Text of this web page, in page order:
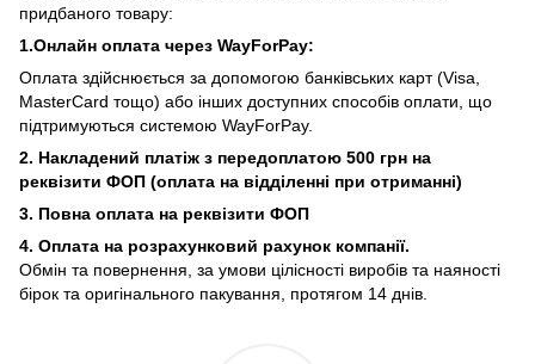
придбаного товару:
1.Онлайн оплата через WayForPay:
Оплата здійснюється за допомогою банківських карт (Visa,
MasterCard тощо) або інших доступних способів оплати, що
підтримуються системою WayForPay.
2. Накладений платіж з передоплатою 500 грн на
реквізити ФОП (оплата на відділенні при отриманні)
3. Повна оплата на реквізити ФОП
4. Оплата на розрахунковий рахунок компанії.
Обмін та повернення, за умови цілісності виробів та наяності
бірок та оригінального пакування, протягом 14 днів.